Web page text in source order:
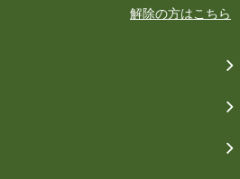
解除の方はこちら